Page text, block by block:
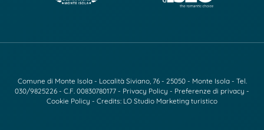
Comune di Monte Isola - Località Siviano, 76 - 25050 - Monte Isola - Tel.
030/9825226 - C.F. 00830780177 - Privacy Policy - Preferenze di privacy -
Cookie Policy - Credits: LO Studio Marketing turistico